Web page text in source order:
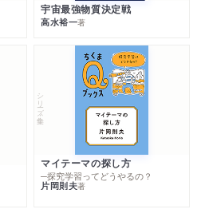
宇宙最強物質決定戦
高水裕一著
シリーズ・全集
マイテーマの探し方
─探究学習ってどうやるの？
片岡則夫著